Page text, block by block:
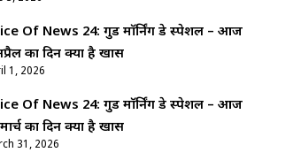
Of News 24: गुड माॅर्निंग डे स्पेशल – आज
का दिन क्यों है खास
1, 2026
Of News 24: गुड माॅर्निंग डे स्पेशल – आज
का दिन क्यों है खास
31, 2026